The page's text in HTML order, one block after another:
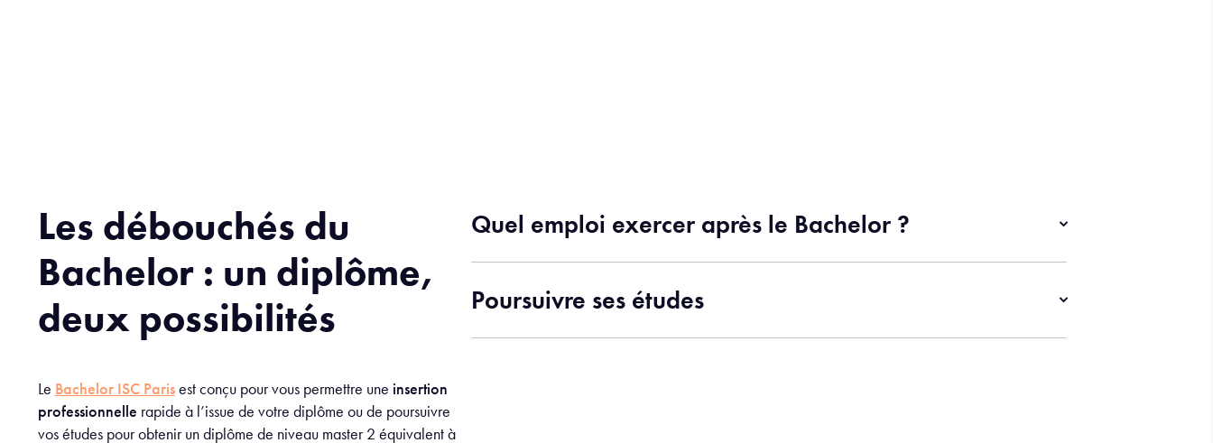
Les débouchés du
Bachelor : un diplôme,
deux possibilités
Le Bachelor ISC Parisest conçu pour vous permettre une insertion
professionnelle rapide à l’issue de votre diplôme ou de poursuivre
vos études pour obtenir un diplôme de niveau master 2 équivalent à
Quel emploi exercer après le Bachelor ?
Poursuivre ses études